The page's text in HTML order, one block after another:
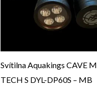
Svítilna Aquakings CAVE M
TECH S DYL-DP60S – MB